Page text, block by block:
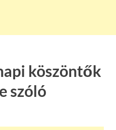
köszöntők
szóló